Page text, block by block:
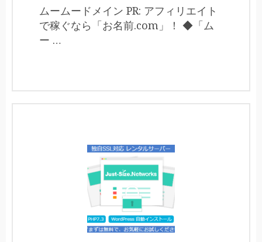
ムームードメイン PR: アフィリエイト
で稼ぐなら「お名前.com」！ ◆「ム
ー …